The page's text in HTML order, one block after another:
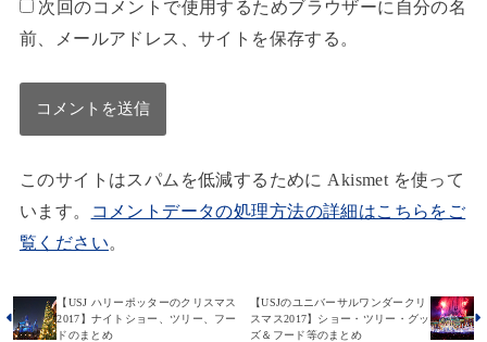
次回のコメントで使用するためブラウザーに自分の名
前、メールアドレス、サイトを保存する。
このサイトはスパムを低減するために Akismet を使って
います。
コメントデータの処理方法の詳細はこちらをご
覧ください。
【USJ ハリーポッターのクリスマス
2017】ナイトショー、ツリー、フー
ドのまとめ
【USJのユニバーサルワンダークリ
スマス2017】ショー・ツリー・グッ
ズ＆フード等のまとめ